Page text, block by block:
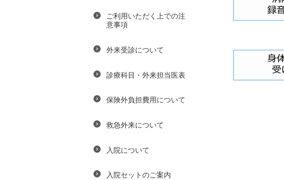
ご利用いただく上での注
意事項
外来受診について
診療科目・外来担当医表
保険外負担費用について
救急外来について
入院について
入院セットのご案内